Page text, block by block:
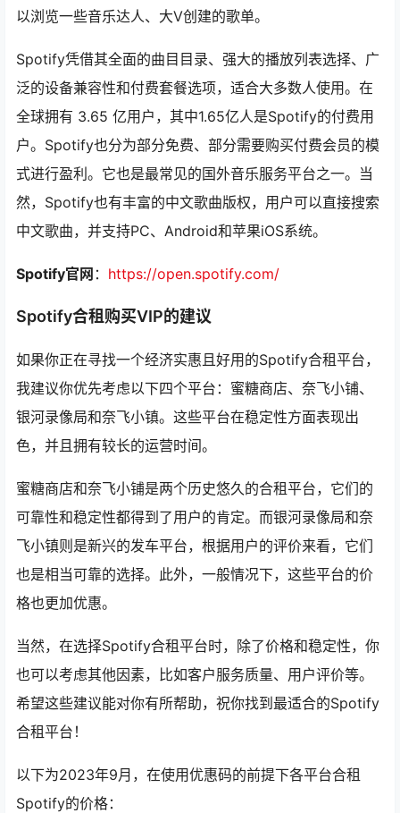
以浏览一些音乐达人、大V创建的歌单。
Spotify凭借其全面的曲目目录、强大的播放列表选择、广
泛的设备兼容性和付费套餐选项，适合大多数人使用。在
全球拥有 3.65 亿用户，其中1.65亿人是Spotify的付费用
户。Spotify也分为部分免费、部分需要购买付费会员的模
式进行盈利。它也是最常见的国外音乐服务平台之一。当
然，Spotify也有丰富的中文歌曲版权，用户可以直接搜索
中文歌曲，并支持PC、Android和苹果iOS系统。
Spotify官网 ： https://open.spotify.com/
Spotify合租购买VIP的建议
如果你正在寻找一个经济实惠且好用的Spotify合租平台，
我建议你优先考虑以下四个平台：蜜糖商店、奈飞小铺、
银河录像局和奈飞小镇。这些平台在稳定性方面表现出
色，并且拥有较长的运营时间。
蜜糖商店和奈飞小铺是两个历史悠久的合租平台，它们的
可靠性和稳定性都得到了用户的肯定。而银河录像局和奈
飞小镇则是新兴的发车平台，根据用户的评价来看，它们
也是相当可靠的选择。此外，一般情况下，这些平台的价
格也更加优惠。
当然，在选择Spotify合租平台时，除了价格和稳定性，你
也可以考虑其他因素，比如客户服务质量、用户评价等。
希望这些建议能对你有所帮助，祝你找到最适合的Spotify
合租平台！
以下为2023年9月，在使用优惠码的前提下各平台合租
Spotify的价格：